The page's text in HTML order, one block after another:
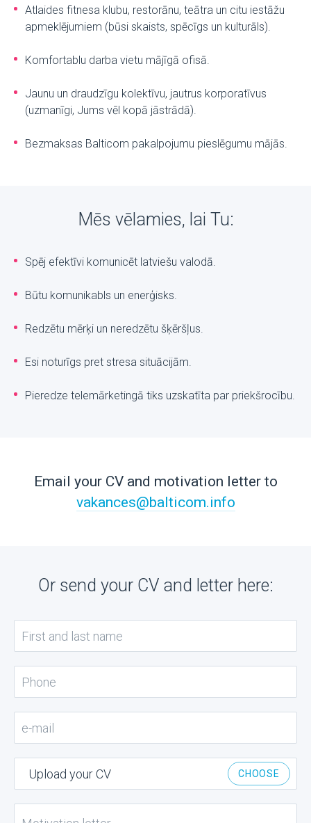
Mēs vēlamies, lai Tu:
Spēj efektīvi komunicēt latviešu valodā.
Būtu komunikabls un enerģisks.
Redzētu mērķi un neredzētu šķēršļus.
Esi noturīgs pret stresa situācijām.
Pieredze telemārketingā tiks uzskatīta par priekšrocību.
Atlaides fitnesa klubu, restorānu, teātra un citu iestāžu
apmeklējumiem (būsi skaists, spēcīgs un kulturāls).
Komfortablu darba vietu mājīgā ofisā.
Jaunu un draudzīgu kolektīvu, jautrus korporatīvus
(uzmanīgi, Jums vēl kopā jāstrādā).
Bezmaksas Balticom pakalpojumu pieslēgumu mājās.
Email your CV and motivation letter to
vakances@balticom.info
Or send your CV and letter here:
CHOOSE
Upload your CV